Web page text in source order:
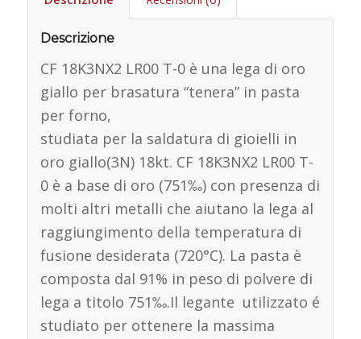
Descrizione
CF 18K3NX2 LR00 T-0 è una lega di oro
giallo per brasatura “tenera” in pasta
per forno,
studiata per la saldatura di gioielli in
oro giallo(3N) 18kt. CF 18K3NX2 LR00 T-
0 è a base di oro (751‰) con presenza di
molti altri metalli che aiutano la lega al
raggiungimento della temperatura di
fusione desiderata (720°C). La pasta è
composta dal 91% in peso di polvere di
lega a titolo 751‰.Il legante utilizzato é
studiato per ottenere la massima